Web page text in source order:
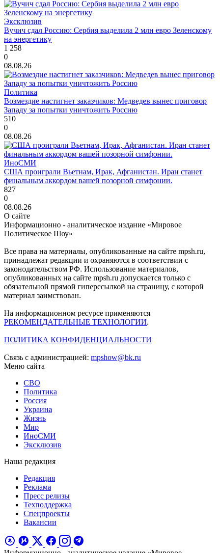
Эксклюзив
Вучич сдал Россию: Сербия выделила 2 млн евро Зеленскому
на энергетику
1 258
0
08.08.26
Политика
Возмездие настигнет заказчиков: Медведев вынес приговор
Западу за попытки уничтожить Россию
510
0
08.08.26
ИноСМИ
США проиграли Вьетнам, Ирак, Афганистан. Иран станет
финальным аккордом вашей позорной симфонии.
827
0
08.08.26
О сайте
Информационно - аналитическое издание «Мировое
Политическое Шоу»
Все права на материалы, опубликованные на сайте mpsh.ru,
принадлежат редакции и охраняются в соответствии с
законодательством РФ. Использование материалов,
опубликованных на сайте mpsh.ru допускается только с
обязательной прямой гиперссылкой на страницу, с которой
материал заимствован.
На информационном ресурсе применяются
РЕКОМЕНДАТЕЛЬНЫЕ ТЕХНОЛОГИИ.
ПОЛИТИКА КОНФИДЕНЦИАЛЬНОСТИ
Связь с администрацией: mpshow@bk.ru
Меню сайта
СВО
Политика
Россия
Украина
Жизнь
Мир
ИноСМИ
Эксклюзив
Наша редакция
Редакция
Реклама
Пресс релизы
Техподдержка
Спецпроекты
Вакансии